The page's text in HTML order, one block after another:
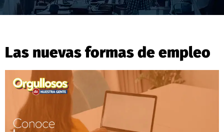
Las nuevas formas de empleo